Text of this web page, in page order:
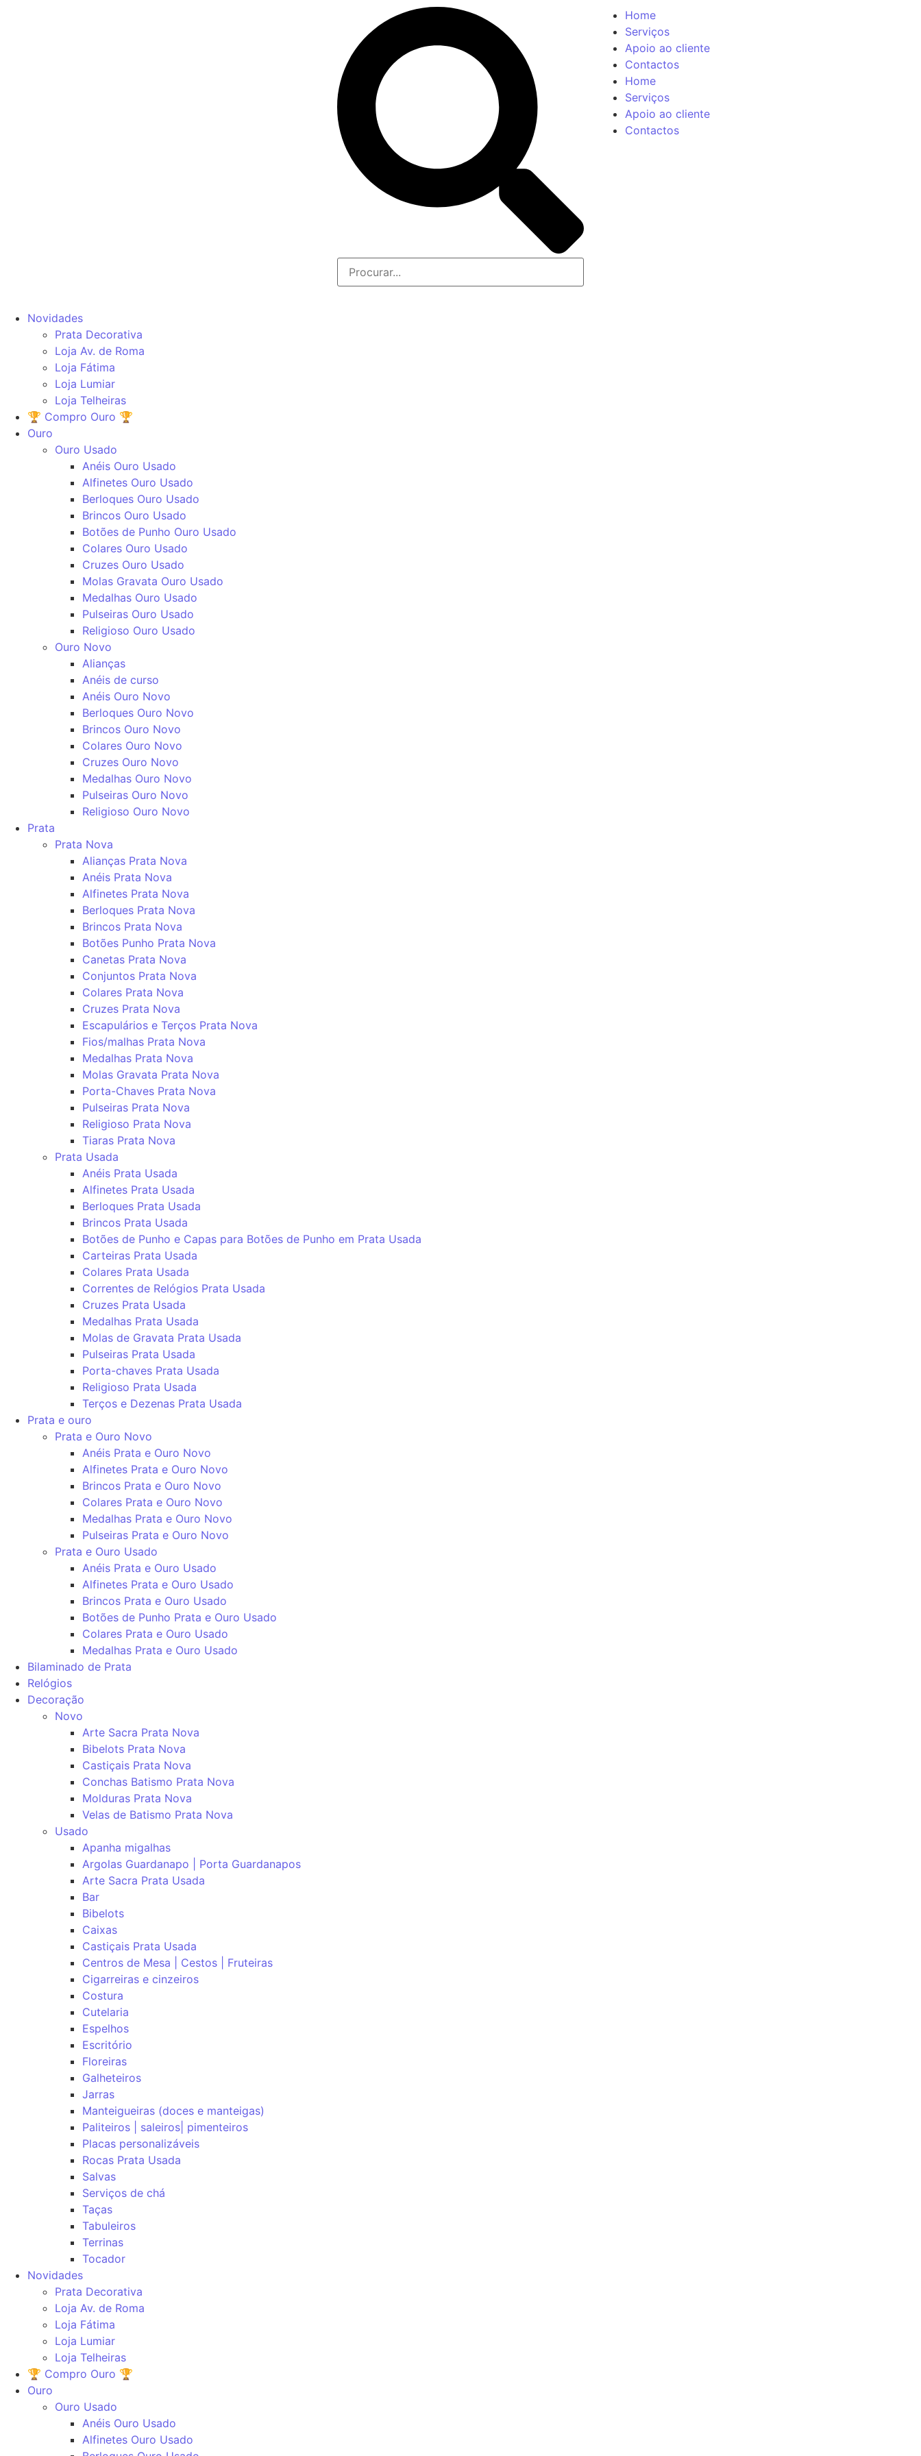
Home
Serviços
Apoio ao cliente
Contactos
Home
Serviços
Apoio ao cliente
Contactos
Novidades
Prata Decorativa
Loja Av. de Roma
Loja Fátima
Loja Lumiar
Loja Telheiras
🏆 Compro Ouro 🏆
Ouro
Ouro Usado
Anéis Ouro Usado
Alfinetes Ouro Usado
Berloques Ouro Usado
Brincos Ouro Usado
Botões de Punho Ouro Usado
Colares Ouro Usado
Cruzes Ouro Usado
Molas Gravata Ouro Usado
Medalhas Ouro Usado
Pulseiras Ouro Usado
Religioso Ouro Usado
Ouro Novo
Alianças
Anéis de curso
Anéis Ouro Novo
Berloques Ouro Novo
Brincos Ouro Novo
Colares Ouro Novo
Cruzes Ouro Novo
Medalhas Ouro Novo
Pulseiras Ouro Novo
Religioso Ouro Novo
Prata
Prata Nova
Alianças Prata Nova
Anéis Prata Nova
Alfinetes Prata Nova
Berloques Prata Nova
Brincos Prata Nova
Botões Punho Prata Nova
Canetas Prata Nova
Conjuntos Prata Nova
Colares Prata Nova
Cruzes Prata Nova
Escapulários e Terços Prata Nova
Fios/malhas Prata Nova
Medalhas Prata Nova
Molas Gravata Prata Nova
Porta-Chaves Prata Nova
Pulseiras Prata Nova
Religioso Prata Nova
Tiaras Prata Nova
Prata Usada
Anéis Prata Usada
Alfinetes Prata Usada
Berloques Prata Usada
Brincos Prata Usada
Botões de Punho e Capas para Botões de Punho em Prata Usada
Carteiras Prata Usada
Colares Prata Usada
Correntes de Relógios Prata Usada
Cruzes Prata Usada
Medalhas Prata Usada
Molas de Gravata Prata Usada
Pulseiras Prata Usada
Porta-chaves Prata Usada
Religioso Prata Usada
Terços e Dezenas Prata Usada
Prata e ouro
Prata e Ouro Novo
Anéis Prata e Ouro Novo
Alfinetes Prata e Ouro Novo
Brincos Prata e Ouro Novo
Colares Prata e Ouro Novo
Medalhas Prata e Ouro Novo
Pulseiras Prata e Ouro Novo
Prata e Ouro Usado
Anéis Prata e Ouro Usado
Alfinetes Prata e Ouro Usado
Brincos Prata e Ouro Usado
Botões de Punho Prata e Ouro Usado
Colares Prata e Ouro Usado
Medalhas Prata e Ouro Usado
Bilaminado de Prata
Relógios
Decoração
Novo
Arte Sacra Prata Nova
Bibelots Prata Nova
Castiçais Prata Nova
Conchas Batismo Prata Nova
Molduras Prata Nova
Velas de Batismo Prata Nova
Usado
Apanha migalhas
Argolas Guardanapo | Porta Guardanapos
Arte Sacra Prata Usada
Bar
Bibelots
Caixas
Castiçais Prata Usada
Centros de Mesa | Cestos | Fruteiras
Cigarreiras e cinzeiros
Costura
Cutelaria
Espelhos
Escritório
Floreiras
Galheteiros
Jarras
Manteigueiras (doces e manteigas)
Paliteiros | saleiros| pimenteiros
Placas personalizáveis
Rocas Prata Usada
Salvas
Serviços de chá
Taças
Tabuleiros
Terrinas
Tocador
Novidades
Prata Decorativa
Loja Av. de Roma
Loja Fátima
Loja Lumiar
Loja Telheiras
🏆 Compro Ouro 🏆
Ouro
Ouro Usado
Anéis Ouro Usado
Alfinetes Ouro Usado